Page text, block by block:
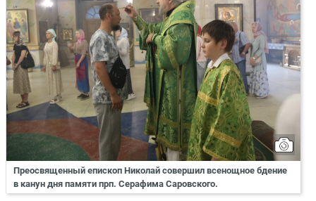
Преосвященный епископ Николай совершил всенощное бдение
в канун дня памяти прп. Серафима Саровского.